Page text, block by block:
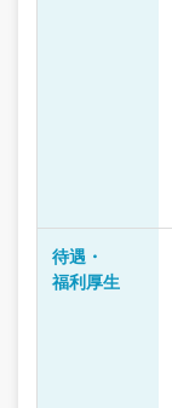
待遇・
福利厚生